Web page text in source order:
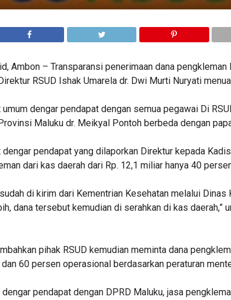
Ambon – Transparansi penerimaan dana
RSUD Ishak Umarela dr. Dwi Murti Nuryati
umum dengar pendapat dengan semua pegawai Di
Maluku dr. Meikyal Pontoh berbeda dengan
dengar pendapat yang dilaporkan Direktur kepada
dari kas daerah dari Rp. 12,1 miliar hanya 40
sudah di kirim dari Kementrian Kesehatan melalui
dana tersebut kemudian di serahkan di kas daerah,”
pihak RSUD kemudian meminta dana
60 persen operasional berdasarkan peraturan
dengar pendapat dengan DPRD Maluku, jasa